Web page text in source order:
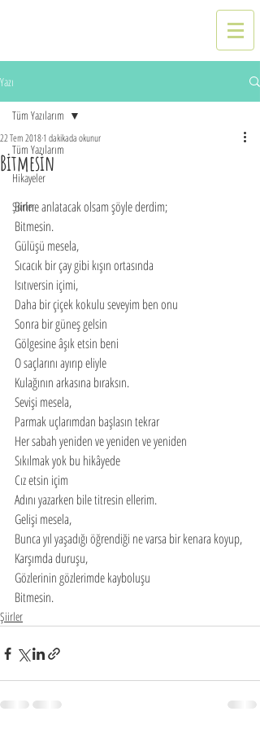
Yazı
Tüm Yazılarım
Hikayeler
Şiirler
Tüm Yazılarım
Bitmesin
22 Tem 20181 dakikada okunur
Birine anlatacak olsam şöyle derdim;
Bitmesin.
Gülüşü mesela,
Sıcacık bir çay gibi kışın ortasında
Isıtıversin içimi,
Daha bir çiçek kokulu seveyim ben onu
Sonra bir güneş gelsin
Gölgesine âşık etsin beni
O saçlarını ayırıp eliyle
Kulağının arkasına bıraksın.
Sevişi mesela,
Parmak uçlarımdan başlasın tekrar
Her sabah yeniden ve yeniden ve yeniden
Sıkılmak yok bu hikâyede
Cız etsin içim
Adını yazarken bile titresin ellerim.
Gelişi mesela,
Bunca yıl yaşadığı öğrendiği ne varsa bir kenara koyup,
Karşımda duruşu,
Gözlerinin gözlerimde kayboluşu
Bitmesin.
Şiirler